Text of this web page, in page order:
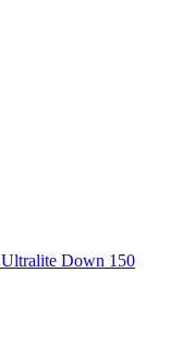
Ultralite Down 150